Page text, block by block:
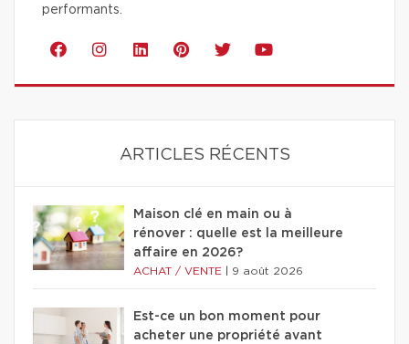
performants.
ARTICLES RÉCENTS
Maison clé en main ou à
rénover : quelle est la meilleure
affaire en 2026?
ACHAT / VENTE 9 août 2026
Est-ce un bon moment pour
acheter une propriété avant